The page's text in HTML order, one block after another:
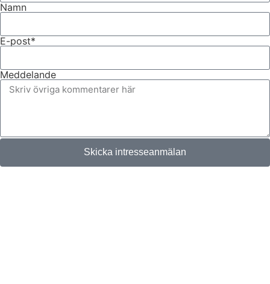
Namn
E-post*
Meddelande
Skicka intresseanmälan